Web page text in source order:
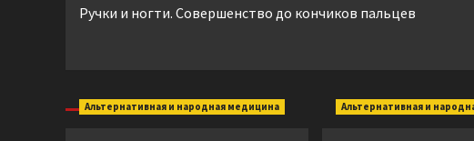
записи
Ручки и ногти. Совершенство до кончиков пальцев
Альтернативная и народная медицина Альтернативная и